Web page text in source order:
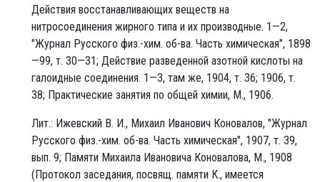
Действия восстанавливающих веществ на
нитросоединения жирного типа и их производные. 1—2,
"Журнал Русского физ.-хим. об-ва. Часть химическая", 1898
—99, т. 30—31; Действие разведенной азотной кислоты на
галоидные соединения. 1—3, там же, 1904, т. 36; 1906, т.
38; Практические занятия по общей химии, М., 1906.
Лит.: Ижевский В. И., Михаил Иванович Коновалов, "Журнал
Русского физ.-хим. об-ва. Часть химическая", 1907, т. 39,
вып. 9; Памяти Михаила Ивановича Коновалова, М., 1908
(Протокол заседания, посвящ. памяти К., имеется